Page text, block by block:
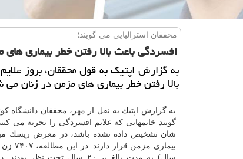
محققان استرالیایی می گویند؛
افسردگی باعث بالا رفتن خطر بیماری
به گزارش اپتیك به قول محققان، بروز
بالا رفتن خطر بیماری های مزمن در زنان
به گزارش اپتیك به نقل از مهر، محققان دانشگاه
گویند خانمهایی كه علایم افسردگی را تجربه می
شان تشخیص داده نشده باشد، در معرض ریسك